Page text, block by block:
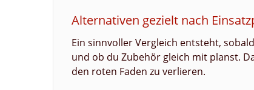
Alternativen gezielt nach
Ein sinnvoller Vergleich entsteht,
und ob du Zubehör gleich mit planst.
den roten Faden zu verlieren.